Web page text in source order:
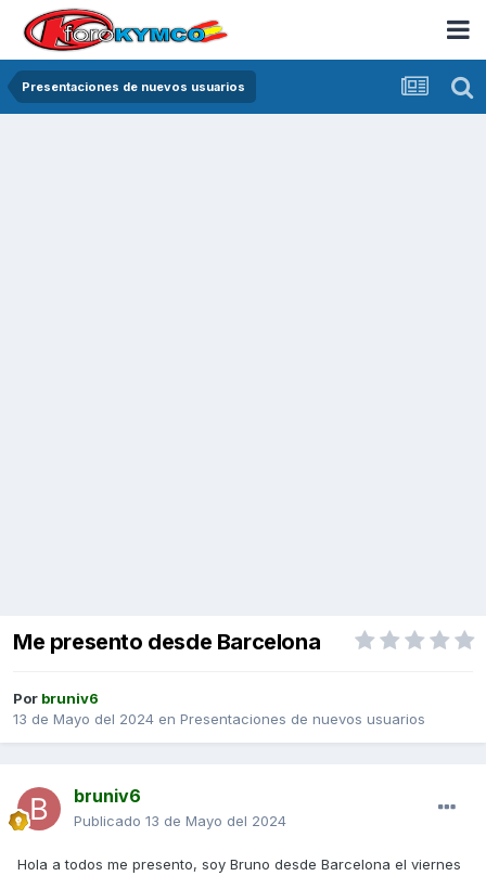
Presentaciones de nuevos usuarios
Me presento desde Barcelona
Por bruniv6
13 de Mayo del 2024 en Presentaciones de nuevos usuarios
bruniv6
Publicado 13 de Mayo del 2024
Hola a todos me presento, soy Bruno desde Barcelona el viernes